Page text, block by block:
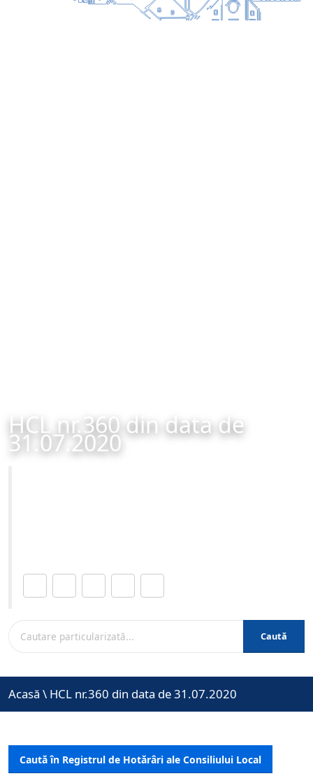
HCL nr.360 din data de
31.07.2020
Caută
Acasă \ HCL nr.360 din data de 31.07.2020
Caută în Registrul de Hotărâri ale Consiliului Local